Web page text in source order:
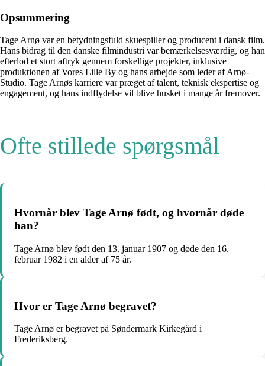
Opsummering
Tage Arnø var en betydningsfuld skuespiller og producent i dansk film.
Hans bidrag til den danske filmindustri var bemærkelsesværdig, og han
efterlod et stort aftryk gennem forskellige projekter, inklusive
produktionen af Vores Lille By og hans arbejde som leder af Arnø-
Studio. Tage Arnøs karriere var præget af talent, teknisk ekspertise og
engagement, og hans indflydelse vil blive husket i mange år fremover.
Ofte stillede spørgsmål
Hvornår blev Tage Arnø født, og hvornår døde
han?
Tage Arnø blev født den 13. januar 1907 og døde den 16.
februar 1982 i en alder af 75 år.
Hvor er Tage Arnø begravet?
Tage Arnø er begravet på Søndermark Kirkegård i
Frederiksberg.